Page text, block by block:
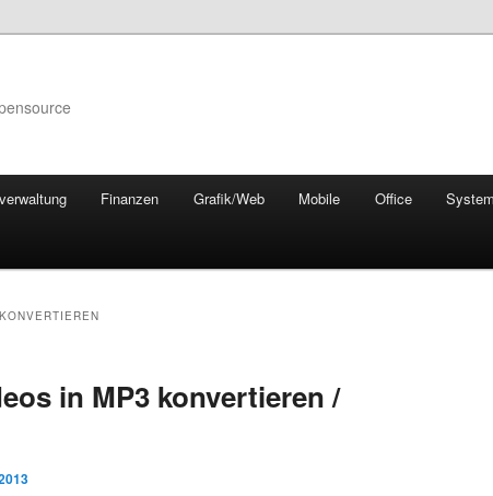
Finanzen Grafik/Web Mobile Office System
KONVERTIEREN
in MP3 konvertieren /